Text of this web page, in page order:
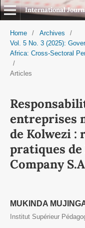
International
Home / Archives
/
Vol. 5 No. 3 (2025):
Africa: Cross-Sectoral
/
Articles
entreprises
de Kolwezi :
pratiques
Company
MUKINDA
Institut Supérieur